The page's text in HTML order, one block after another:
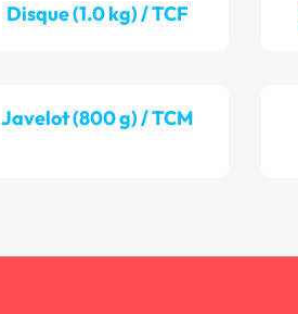
Disque (1.0 kg) / TCF
Javelot (800 g) / TCM